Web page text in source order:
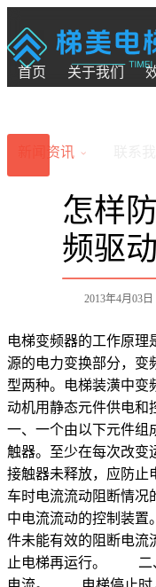
首页 关于我们
新闻资讯
怎样
频驱
2013年4月03日
电梯变频器的工作原理
源的电力变换部分，变
型两种。电梯装潢中变
动机用静态元件供电
一、一个由以下元件组
触器。至少在每次改变
接触器未释放，应防
车时电流流动阻断情
中电流流动的控制装
件未能有效的阻断电流
止电梯再运行。 二